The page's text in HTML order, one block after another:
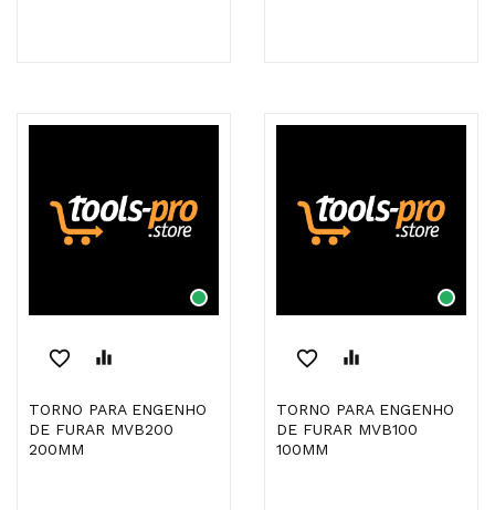
favorite_border equalizer
TORNO PARA ENGENHO
DE FURAR MVB200
200MM
favorite_border equalizer
TORNO PARA ENGENHO
DE FURAR MVB100
100MM